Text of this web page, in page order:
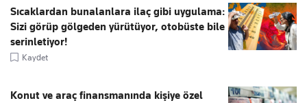
Sıcaklardan bunalanlara ilaç gibi uygulama:
Sizi görüp gölgeden yürütüyor, otobüste bile
serinletiyor!
Kaydet
Konut ve araç finansmanında kişiye özel